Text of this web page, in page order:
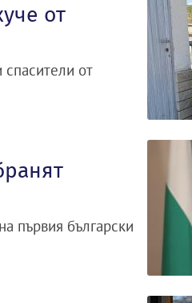
от
от
първия български